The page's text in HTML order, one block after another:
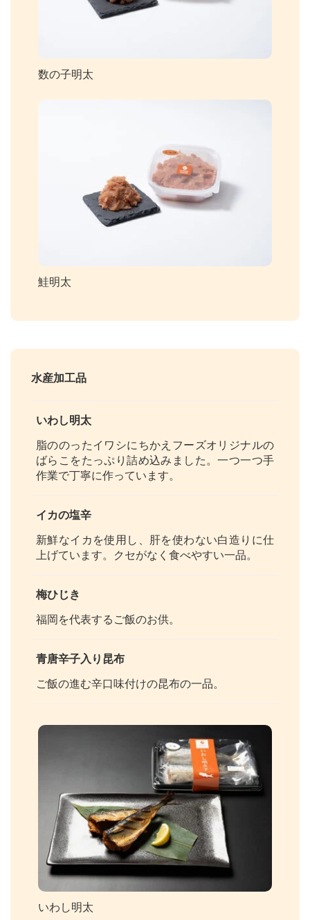
数の子明太
鮭明太
水産加工品
いわし明太
脂ののったイワシにちかえフーズオリジナルの
ばらこをたっぷり詰め込みました。一つ一つ手
作業で丁寧に作っています。
イカの塩辛
新鮮なイカを使用し、肝を使わない白造りに仕
上げています。クセがなく食べやすい一品。
梅ひじき
福岡を代表するご飯のお供。
青唐辛子入り昆布
ご飯の進む辛口味付けの昆布の一品。
いわし明太